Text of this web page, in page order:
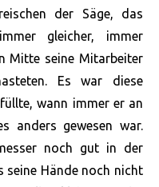
der Säge, das
gleicher, immer
Mitte seine Mitarbeiter
Es war diese
wann immer er an
anders gewesen war.
noch gut in der
seine Hände noch nicht